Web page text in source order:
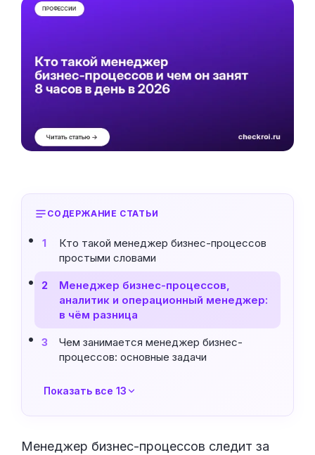
СОДЕРЖАНИЕ СТАТЬИ
1
Кто такой менеджер бизнес-процессов
простыми словами
2
Менеджер бизнес-процессов,
аналитик и операционный менеджер:
в чём разница
3
Чем занимается менеджер бизнес-
процессов: основные задачи
Показать все 13
Менеджер бизнес-процессов следит за